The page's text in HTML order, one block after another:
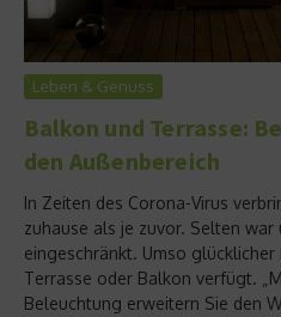
Leben & Genuss
Balkon und Terrasse:
den Außenbereich
In Zeiten des Corona-Virus
zuhause als je zuvor. Selten war
eingeschränkt. Umso
Terrasse oder Balkon verfügt.
Beleuchtung erweitern Sie den